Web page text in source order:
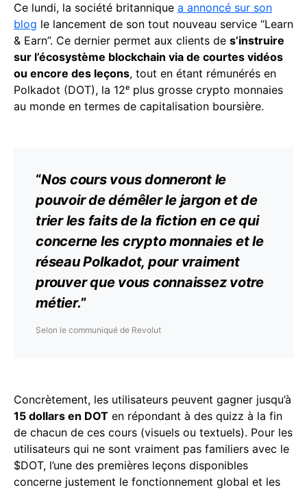
Ce lundi, la société britannique a annoncé sur son
blog le lancement de son tout nouveau service “Learn
& Earn”. Ce dernier permet aux clients de s’instruire
sur l’écosystème blockchain via de courtes vidéos
ou encore des leçons, tout en étant rémunérés en
Polkadot (DOT), la 12ᵉ plus grosse crypto monnaies
au monde en termes de capitalisation boursière.
“Nos cours vous donneront le
pouvoir de démêler le jargon et de
trier les faits de la fiction en ce qui
concerne les crypto monnaies et le
réseau Polkadot, pour vraiment
prouver que vous connaissez votre
métier.”
Selon le communiqué de Revolut
Concrètement, les utilisateurs peuvent gagner jusqu’à
15 dollars en DOT en répondant à des quizz à la fin
de chacun de ces cours (visuels ou textuels). Pour les
utilisateurs qui ne sont vraiment pas familiers avec le
$DOT, l’une des premières leçons disponibles
concerne justement le fonctionnement global et les